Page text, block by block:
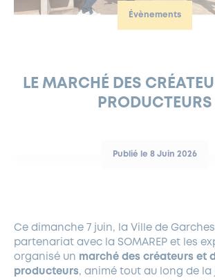
EAU POTABLE ET ASSAINISSEMENT
DÉCLARATION DE CATASTROPHE
LOCATION DE SALLES
INFORMATIONS PRATIQUES
PANNEAUX D’AFFICHAGE LIBRE
DÉVELOPPEMENT DURABLE
DEMANDE D’ABATTAGE
Évènements
LE MARCHÉ DES
PRODUCTEURS
Publié le 8 Juin 2026
Ce dimanche 7 juin, la Ville de
partenariat avec la SOMAREP et les
organisé un marché des créateurs et
producteurs, animé tout au long de la